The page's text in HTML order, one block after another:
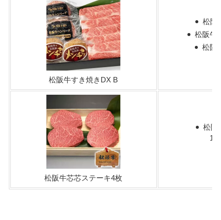
松阪牛すき焼きDX B
松阪
松阪牛
松阪
松阪牛芯芯ステーキ4枚
松阪